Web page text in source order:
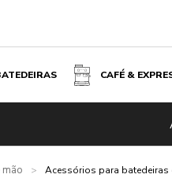
CAFÉ &
> Acessórios para batedeiras